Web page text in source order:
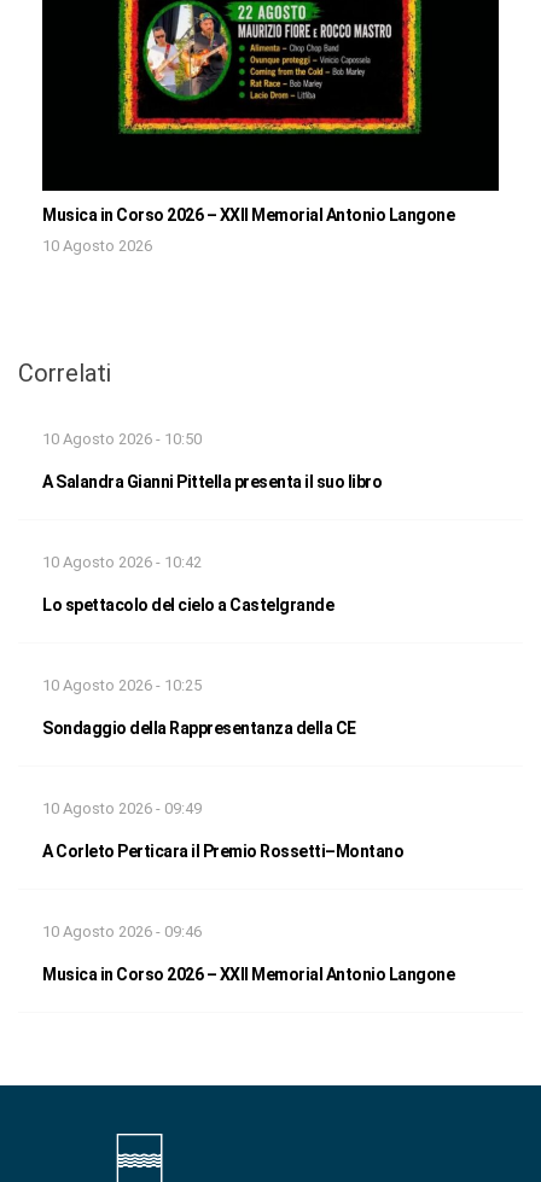
Musica in Corso 2026 – XXII Memorial Antonio Langone
10 Agosto 2026
Correlati
10 Agosto 2026 - 10:50
A Salandra Gianni Pittella presenta il suo libro
10 Agosto 2026 - 10:42
Lo spettacolo del cielo a Castelgrande
10 Agosto 2026 - 10:25
Sondaggio della Rappresentanza della CE
10 Agosto 2026 - 09:49
A Corleto Perticara il Premio Rossetti–Montano
10 Agosto 2026 - 09:46
Musica in Corso 2026 – XXII Memorial Antonio Langone